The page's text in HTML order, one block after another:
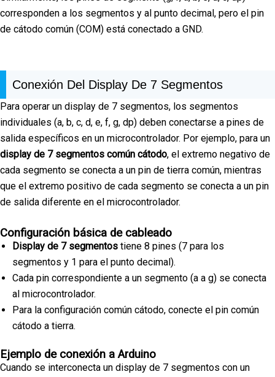
corresponden a los segmentos y al punto decimal, pero el pin
de cátodo común (COM) está conectado a GND.
Conexión Del Display De 7 Segmentos
Para operar un display de 7 segmentos, los segmentos
individuales (a, b, c, d, e, f, g, dp) deben conectarse a pines de
salida específicos en un microcontrolador. Por ejemplo, para un
display de 7 segmentos común cátodo, el extremo negativo de
cada segmento se conecta a un pin de tierra común, mientras
que el extremo positivo de cada segmento se conecta a un pin
de salida diferente en el microcontrolador.
Configuración básica de cableado
Display de 7 segmentos tiene 8 pines (7 para los
segmentos y 1 para el punto decimal).
Cada pin correspondiente a un segmento (a a g) se conecta
al microcontrolador.
Para la configuración común cátodo, conecte el pin común
cátodo a tierra.
Ejemplo de conexión a Arduino
Cuando se interconecta un display de 7 segmentos con un